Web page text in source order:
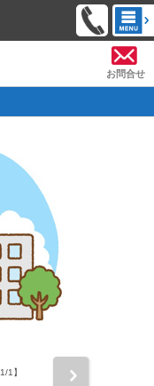
お問合せ
1/1】